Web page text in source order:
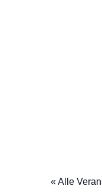
« Alle